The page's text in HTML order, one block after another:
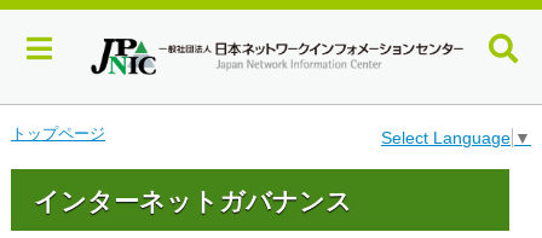
ン
トップページ Select Language ▼
インターネットガバナンス